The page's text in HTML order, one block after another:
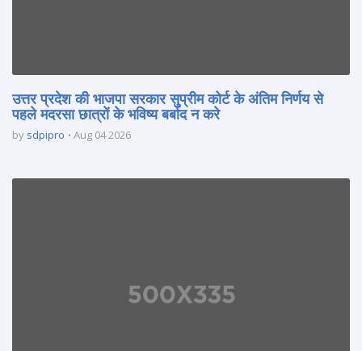
उत्तर प्रदेश की भाजपा सरकार सुप्रीम कोर्ट के अंतिम निर्णय से
पहले मदरसा छात्रों के भविष्य बर्बाद न करे
by sdpipro Aug 04 2026